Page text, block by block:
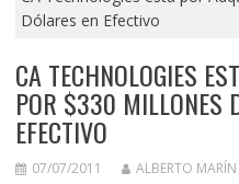
Dólares en Efectivo
CA TECHNOLOGIES
POR $330 MILLONES
EFECTIVO
07/07/2011 ALBERTO